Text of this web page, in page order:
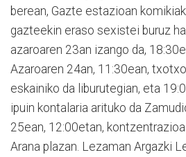
berean, Gazte estazioan
gazteekin eraso sexistei buruz
azaroaren 23an izango da,
Azaroaren 24an, 11:30ean,
eskainiko da liburutegian, eta
ipuin kontalaria arituko da
25ean, 12:00etan,
Arana plazan. Lezaman Argazki